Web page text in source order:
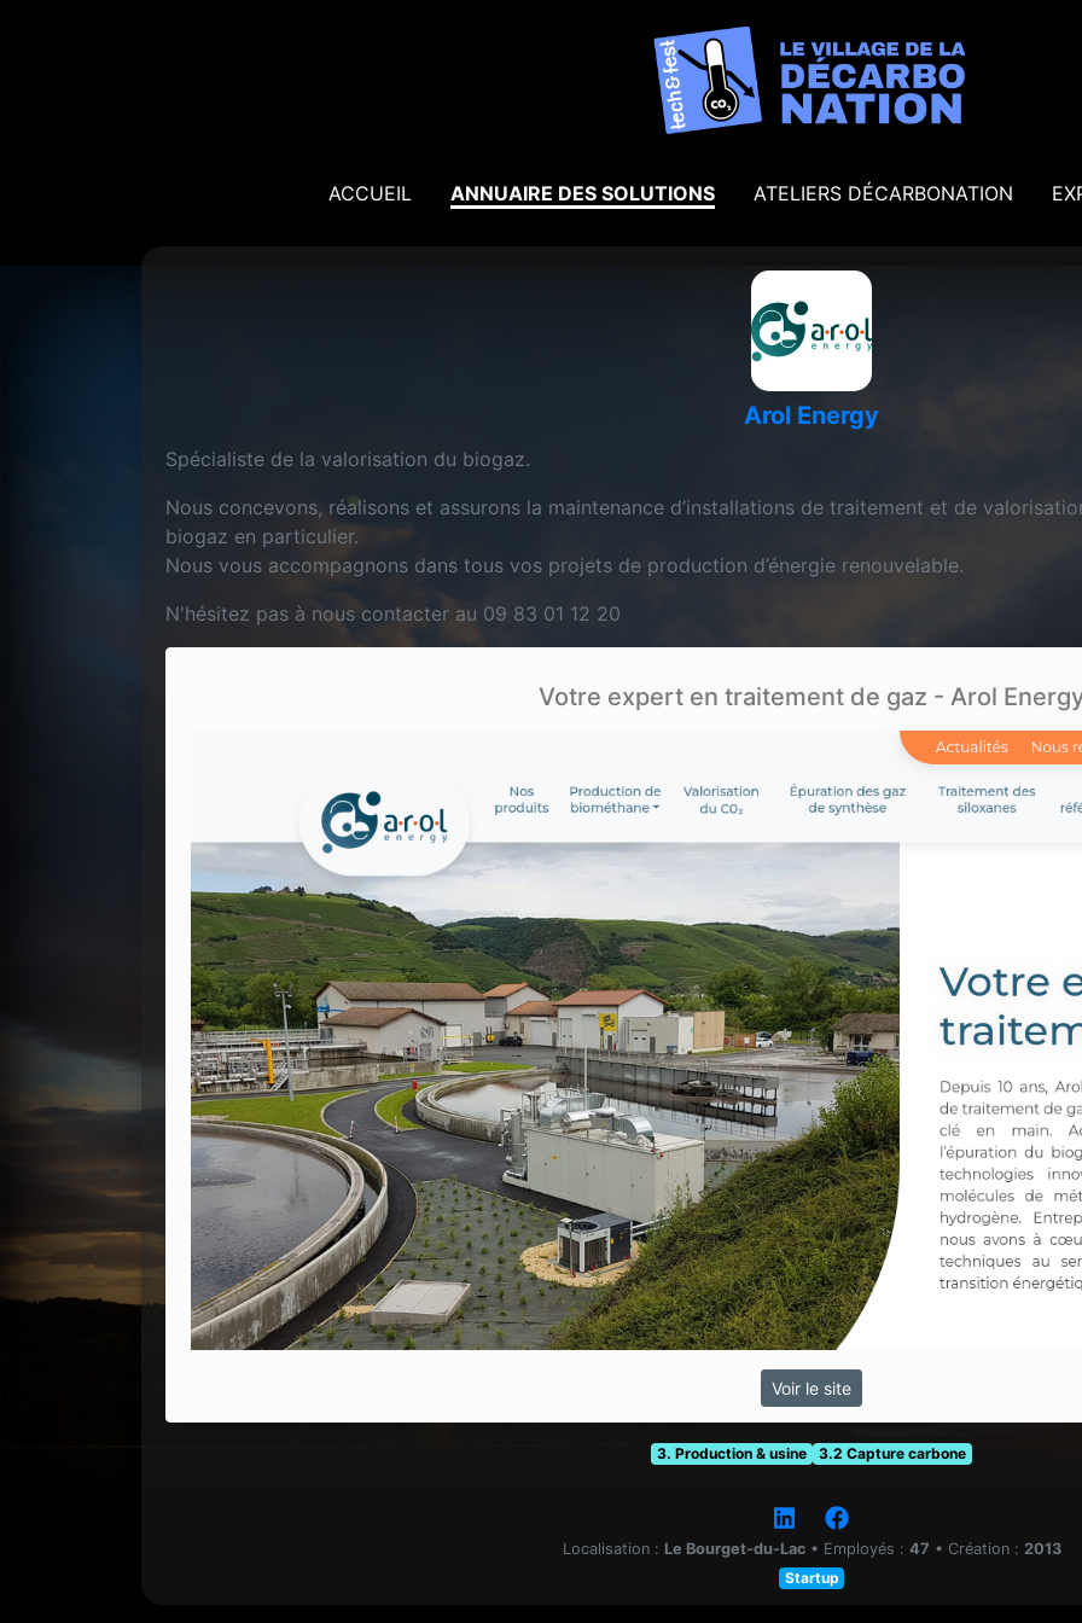
ACCUEIL ANNUAIRE DES SOLUTIONS ATELIERS DÉCARBONATION
Arol Energy
Spécialiste de la valorisation du biogaz.
Nous concevons, réalisons et assurons la maintenance d’installations de traitement et de
biogaz en particulier.
Nous vous accompagnons dans tous vos projets de production d’énergie renouvelable.
N'hésitez pas à nous contacter au 09 83 01 12 20
Votre expert en traitement de gaz - Arol
Voir le site
3. Production & usine 3.2 Capture carbone
Localisation : Le Bourget-du-Lac • Employés : 47 • Création : 2013
Startup